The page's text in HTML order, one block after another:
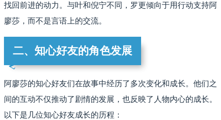
找回前进的动力。与叶和倪宁不同，罗更倾向于用行动支持阿
廖莎，而不是言语上的交流。
二、知心好友的角色发展
阿廖莎的知心好友们在故事中经历了多次变化和成长。他们之
间的互动不仅推动了剧情的发展，也反映了人物内心的成长。
以下是几位知心好友成长的历程：